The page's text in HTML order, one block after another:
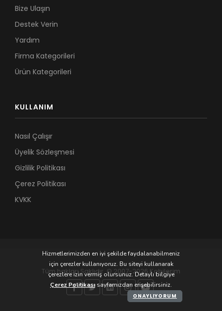
Bize Ulaşın
Destek Verin
Yardım
Firma Kategorileri
Ürün Kategorileri
KULLANIM
Nasıl Çalışır
Üyelik Sözleşmesi
Gizlilik Politikası
Çerez Politikası
KVKK
Tüm hakları Saklıdır. © 2007-2026 Kobilerim
Hizmetlerimizden en iyi şekilde faydalanabilmeniz
için çerezler kullanıyoruz. Bu siteyi kullanarak
çerezlere izin vermiş olursunuz. Detaylı bilgiye
Çerez Politikasısayfamızdan erişebilirsiniz.
ONAYLIYORUM